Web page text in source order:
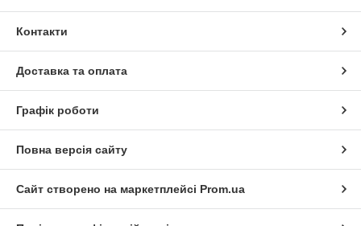
Контакти
Доставка та оплата
Графік роботи
Повна версія сайту
Сайт створено на маркетплейсі Prom.ua